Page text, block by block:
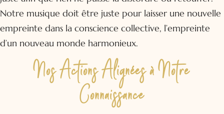
Notre musique doit être juste pour laisser une nouvelle
empreinte dans la conscience collective, l’empreinte
d’un nouveau monde harmonieux.
Nos Actions Alignées à Notre
Connaissance